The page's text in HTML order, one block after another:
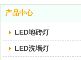
产品中心
LED地砖灯
LED洗墙灯